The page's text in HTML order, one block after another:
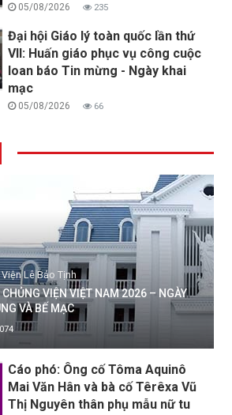
05/08/2026 235
Đại hội Giáo lý toàn quốc lần thứ
VII: Huấn giáo phục vụ công cuộc
loan báo Tin mừng - Ngày khai
mạc
05/08/2026 66
Lê Bảo Tịnh
VIỆN VIỆT NAM 2026 – NGÀY
VÀ BẾ MẠC
Cáo phó: Ông cố Tôma Aquinô
Mai Văn Hân và bà cố Têrêxa Vũ
Thị Nguyên thân phụ mẫu nữ tu